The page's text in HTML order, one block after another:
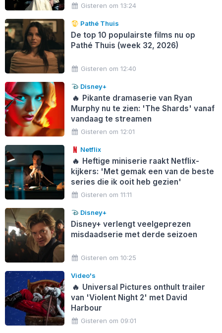
Gisteren om 13:24
Pathé Thuis
De top 10 populairste films nu op
Pathé Thuis (week 32, 2026)
Gisteren om 12:40
Disney+
🔥 Pikante dramaserie van Ryan
Murphy nu te zien: 'The Shards' vanaf
vandaag te streamen
Gisteren om 12:01
Netflix
🔥 Heftige miniserie raakt Netflix-
kijkers: 'Met gemak een van de beste
series die ik ooit heb gezien'
Gisteren om 11:11
Disney+
Disney+ verlengt veelgeprezen
misdaadserie met derde seizoen
Gisteren om 10:25
Video's
🔥 Universal Pictures onthult trailer
van 'Violent Night 2' met David
Harbour
Gisteren om 09:01